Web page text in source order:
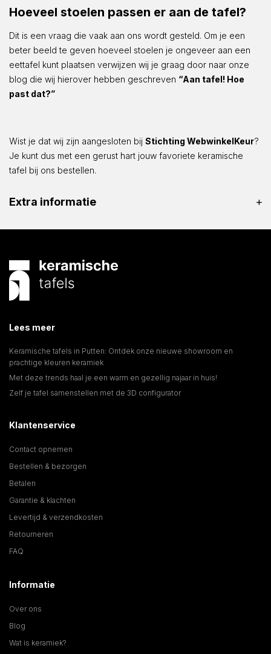
Hoeveel stoelen passen er aan de tafel?
Dit is een vraag die vaak aan ons wordt gesteld. Om je een
beter beeld te geven hoeveel stoelen je ongeveer aan een
eettafel kunt plaatsen verwijzen wij je graag door naar onze
blog die wij hierover hebben geschreven “Aan tafel! Hoe
past dat?”
Wist je dat wij zijn aangesloten bij Stichting WebwinkelKeur?
Je kunt dus met een gerust hart jouw favoriete keramische
tafel bij ons bestellen.
Extra informatie
Lees meer
Keramische tafels in Putten: Ontdek onze nieuwe showroom en
prachtige kleuren keramiek
Met deze trends haal je een warm en gezellig najaar in huis!
Zelf je tafel samenstellen met de 3D configurator
Klantenservice
Contact opnemen
Bestellen & bezorgen
Betalen
Garantie & klachten
Levertijd & verzendkosten
Retourneren
FAQ
Informatie
Over ons
Blog
Wat is keramiek?